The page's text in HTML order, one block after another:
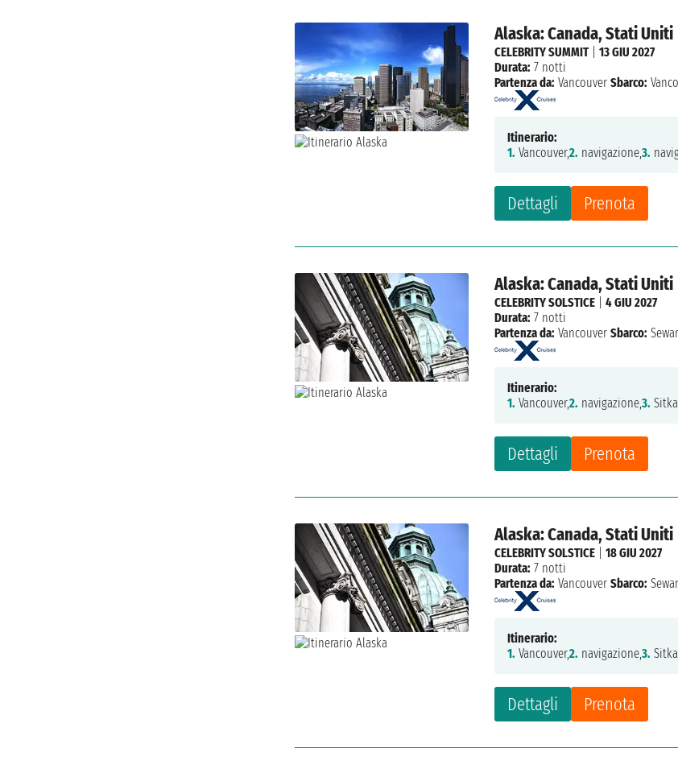
Alaska: Canada, Stati Uniti
Dettagli Prenota
CELEBRITY SUMMIT|13 GIU 2027
Durata: 7 notti
Partenza da: Vancouver Sbarco:
Itinerario:
1. Vancouver,2. navigazione,3.
Alaska: Canada, Stati Uniti
Dettagli Prenota
CELEBRITY SOLSTICE |4 GIU 2027
Durata: 7 notti
Partenza da: Vancouver Sbarco:
Itinerario:
1. Vancouver,2. navigazione,3.
Alaska: Canada, Stati Uniti
Dettagli Prenota
CELEBRITY SOLSTICE |18 GIU 2027
Durata: 7 notti
Partenza da: Vancouver Sbarco:
Itinerario:
1. Vancouver,2. navigazione,3.